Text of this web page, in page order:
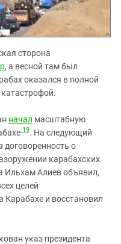
сторона
, а весной там был
оказался в полной
начал масштабную
19. На следующий
договоренность о
карабахских
Ильхам Алиев объявил,
целей
Карабахе и восстановил
указ президента